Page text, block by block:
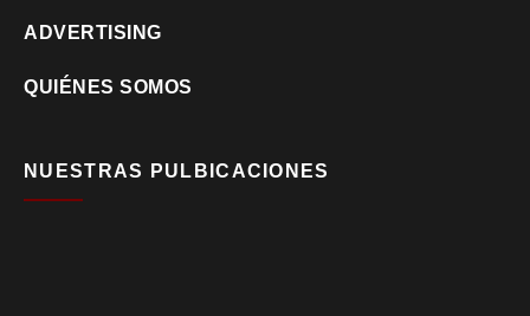
ADVERTISING
QUIÉNES SOMOS
NUESTRAS PULBICACIONES